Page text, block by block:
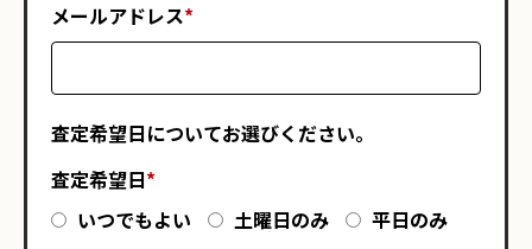
メールアドレス*
査定希望日についてお選びください。
査定希望日*
いつでもよい
土曜日のみ
平日のみ